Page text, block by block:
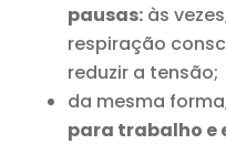
pausas:às
respiração
reduzir a tensão;
da mesma
para trabalho e